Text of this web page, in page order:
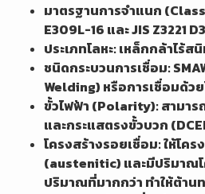
มาตรฐานการจำแนก
E309L-16 และ JIS Z3221
ประเภทโลหะ: เหล็กกล้าไร้
ชนิดกระบวนการเชื่อม:
Welding) หรือการเชื่อมด้ว
ขั้วไฟฟ้า (Polarity): สามาร
และกระแสตรงขั้วบวก
โครงสร้างรอยเชื่อม: ให้โค
(austenitic) และมีปริมาณโ
ปริมาณที่มากกว่า ทำให้ต้าน